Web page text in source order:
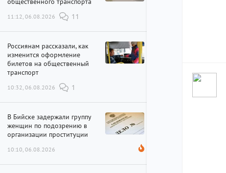
11:12, 06.08.2026 11
Россиянам рассказали, как
изменится оформление
билетов на общественный
транспорт
10:32, 06.08.2026 1
В Бийске задержали группу
женщин по подозрению в
организации проституции
10:10, 06.08.2026